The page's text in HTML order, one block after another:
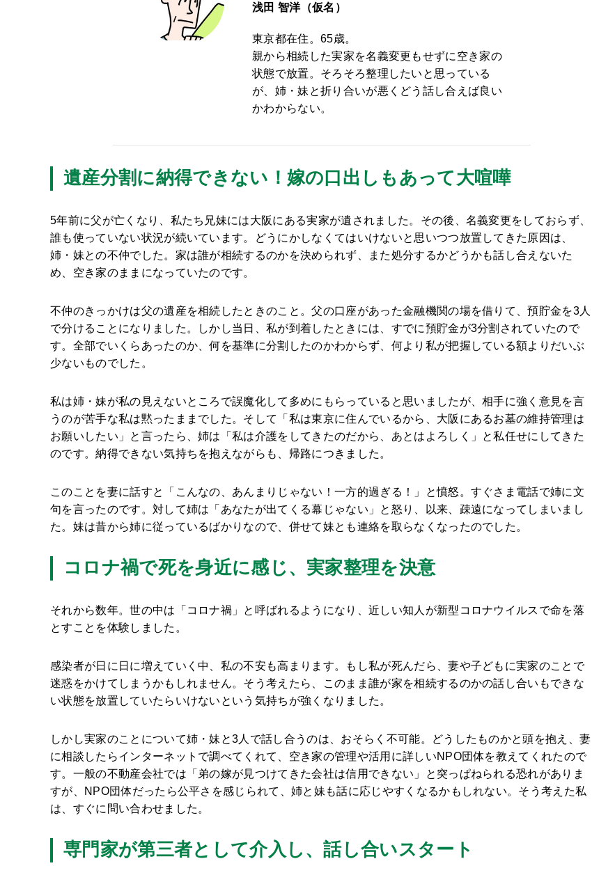
浅田 智洋（仮名）
東京都在住。65歳。
親から相続した実家を名義変更もせずに空き家の
状態で放置。そろそろ整理したいと思っている
が、姉・妹と折り合いが悪くどう話し合えば良い
かわからない。
遺産分割に納得できない！嫁の口出しもあって大喧嘩
5年前に父が亡くなり、私たち兄妹には大阪にある実家が遺されました。その後、名義変更をしておらず、
誰も使っていない状況が続いています。どうにかしなくてはいけないと思いつつ放置してきた原因は、
姉・妹との不仲でした。家は誰が相続するのかを決められず、また処分するかどうかも話し合えないた
め、空き家のままになっていたのです。
不仲のきっかけは父の遺産を相続したときのこと。父の口座があった金融機関の場を借りて、預貯金を3人
で分けることになりました。しかし当日、私が到着したときには、すでに預貯金が3分割されていたので
す。全部でいくらあったのか、何を基準に分割したのかわからず、何より私が把握している額よりだいぶ
少ないものでした。
私は姉・妹が私の見えないところで誤魔化して多めにもらっていると思いましたが、相手に強く意見を言
うのが苦手な私は黙ったままでした。そして「私は東京に住んでいるから、大阪にあるお墓の維持管理は
お願いしたい」と言ったら、姉は「私は介護をしてきたのだから、あとはよろしく」と私任せにしてきた
のです。納得できない気持ちを抱えながらも、帰路につきました。
このことを妻に話すと「こんなの、あんまりじゃない！一方的過ぎる！」と憤怒。すぐさま電話で姉に文
句を言ったのです。対して姉は「あなたが出てくる幕じゃない」と怒り、以来、疎遠になってしまいまし
た。妹は昔から姉に従っているばかりなので、併せて妹とも連絡を取らなくなったのでした。
コロナ禍で死を身近に感じ、実家整理を決意
それから数年。世の中は「コロナ禍」と呼ばれるようになり、近しい知人が新型コロナウイルスで命を落
とすことを体験しました。
感染者が日に日に増えていく中、私の不安も高まります。もし私が死んだら、妻や子どもに実家のことで
迷惑をかけてしまうかもしれません。そう考えたら、このまま誰が家を相続するのかの話し合いもできな
い状態を放置していたらいけないという気持ちが強くなりました。
しかし実家のことについて姉・妹と3人で話し合うのは、おそらく不可能。どうしたものかと頭を抱え、妻
に相談したらインターネットで調べてくれて、空き家の管理や活用に詳しいNPO団体を教えてくれたので
す。一般の不動産会社では「弟の嫁が見つけてきた会社は信用できない」と突っぱねられる恐れがありま
すが、NPO団体だったら公平さを感じられて、姉と妹も話に応じやすくなるかもしれない。そう考えた私
は、すぐに問い合わせました。
専門家が第三者として介入し、話し合いスタート